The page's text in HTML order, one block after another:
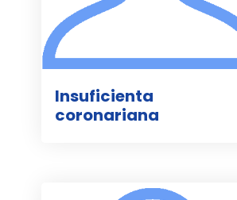
Insuficienta
coronariana